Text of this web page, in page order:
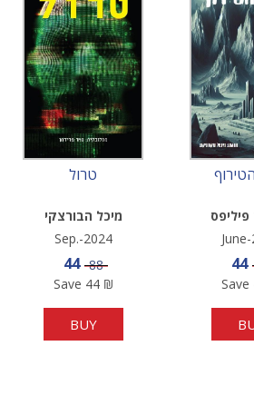
טרול
מיכל הבורצקי
Sep.-2024
Sale price
44 Price
88
Save 44₪
BUY
פיליפס
44
Save